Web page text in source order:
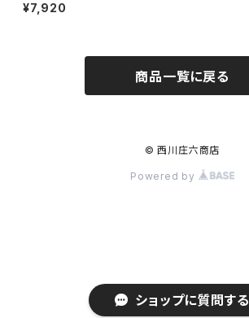
ショップに質問する
¥7,920
商品一覧に戻る
© 西川庄六商店
Powered by